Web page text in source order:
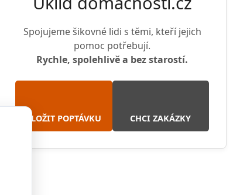
Spojujeme šikovné lidi s těmi, kteří jejich
pomoc potřebují.
Rychle, spolehlivě a bez starostí.
VLOŽIT POPTÁVKU CHCI ZAKÁZKY